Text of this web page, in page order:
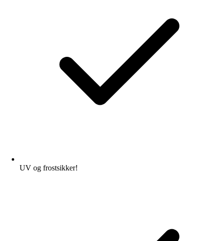
UV og frostsikker!